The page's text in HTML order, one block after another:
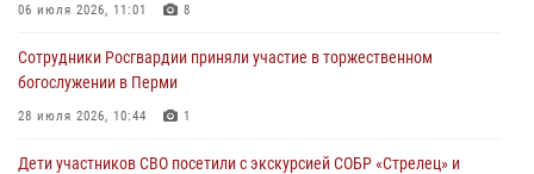
06 июля 2026, 11:01 8
Сотрудники Росгвардии приняли участие в торжественном
богослужении в Перми
28 июля 2026, 10:44 1
Дети участников СВО посетили с экскурсией СОБР «Стрелец» и